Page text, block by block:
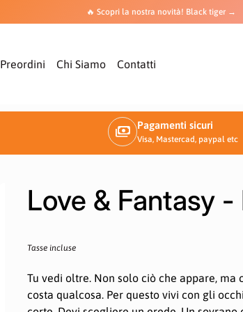
🔥 Scopri la nostra novità! Black tiger →
Preordini Chi Siamo Contatti
payments Pagamenti sicuri
Visa, Mastercad, paypal etc
Ingrandimento
Love & Fantasy
Tasse incluse
Tu vedi oltre. Non solo ciò che appare, ma
costa qualcosa. Per questo vivi con gli